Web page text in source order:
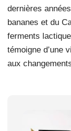
dernières
bananes et du
ferments
témoigne d’une
aux